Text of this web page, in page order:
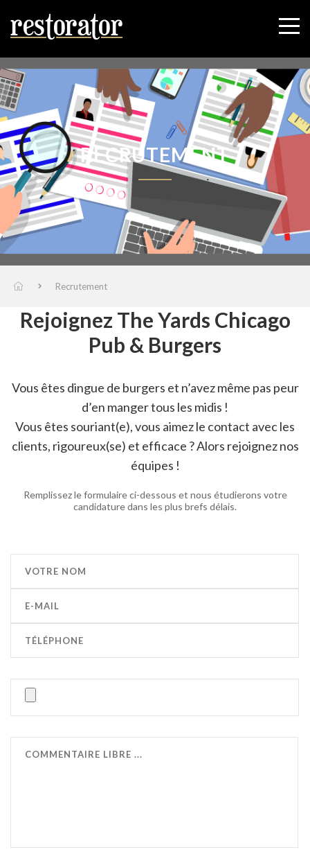
RECRUTEMENT
Recrutement
Rejoignez The Yards Chicago
Pub & Burgers
Vous êtes dingue de burgers et n’avez même pas peur
d’en manger tous les midis !
Vous êtes souriant(e), vous aimez le contact avec les
clients, rigoureux(se) et efficace ? Alors rejoignez nos
équipes !
Remplissez le formulaire ci-dessous et nous étudierons votre
candidature dans les plus brefs délais.